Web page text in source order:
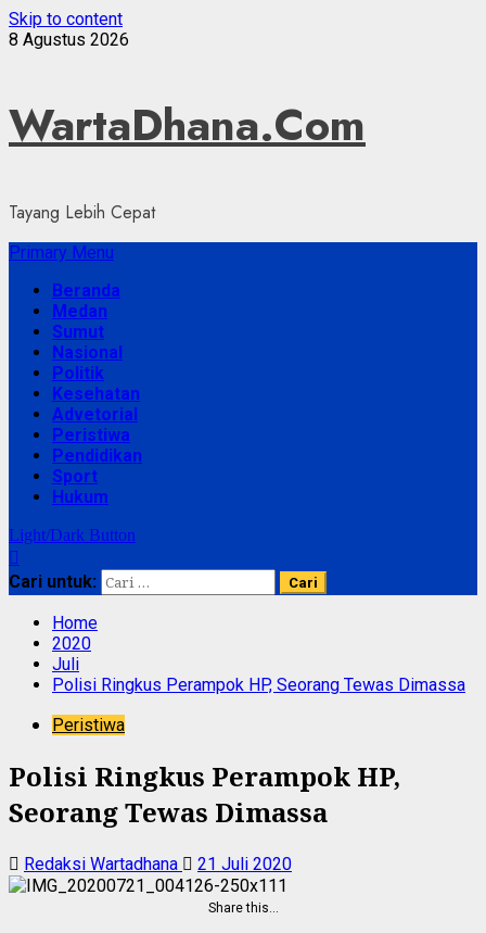
Skip to content
8 Agustus 2026
WartaDhana.Com
Tayang Lebih Cepat
Primary Menu
Beranda
Medan
Sumut
Nasional
Politik
Kesehatan
Advetorial
Peristiwa
Pendidikan
Sport
Hukum
Light/Dark Button
Cari untuk:
Home
2020
Juli
Polisi Ringkus Perampok HP, Seorang Tewas Dimassa
Peristiwa
Polisi Ringkus Perampok HP,
Seorang Tewas Dimassa
Redaksi Wartadhana 21 Juli 2020
Share this…